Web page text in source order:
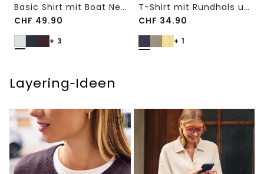
Basic Shirt mit Boat Neck und Elastikbund
CHF 49.90
+ 3
T-Shirt mit Rundhals und Embroidery-Detail
CHF 34.90
+ 1
Layering‑Ideen